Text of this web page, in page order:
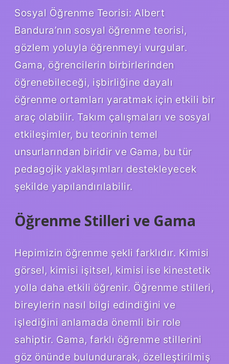
Sosyal Öğrenme Teorisi: Albert
Bandura’nın sosyal öğrenme teorisi,
gözlem yoluyla öğrenmeyi vurgular.
Gama, öğrencilerin birbirlerinden
öğrenebileceği, işbirliğine dayalı
öğrenme ortamları yaratmak için etkili bir
araç olabilir. Takım çalışmaları ve sosyal
etkileşimler, bu teorinin temel
unsurlarından biridir ve Gama, bu tür
pedagojik yaklaşımları destekleyecek
şekilde yapılandırılabilir.
Öğrenme Stilleri ve Gama
Hepimizin öğrenme şekli farklıdır. Kimisi
görsel, kimisi işitsel, kimisi ise kinestetik
yolla daha etkili öğrenir. Öğrenme stilleri,
bireylerin nasıl bilgi edindiğini ve
işlediğini anlamada önemli bir role
sahiptir. Gama, farklı öğrenme stillerini
göz önünde bulundurarak, özelleştirilmiş